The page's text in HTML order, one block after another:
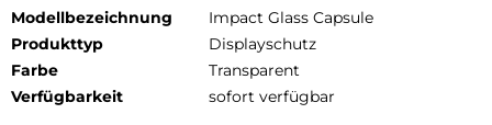
Modellbezeichnung
Impact Glass Capsule
Produkttyp
Displayschutz
Farbe
Transparent
Verfügbarkeit
sofort verfügbar